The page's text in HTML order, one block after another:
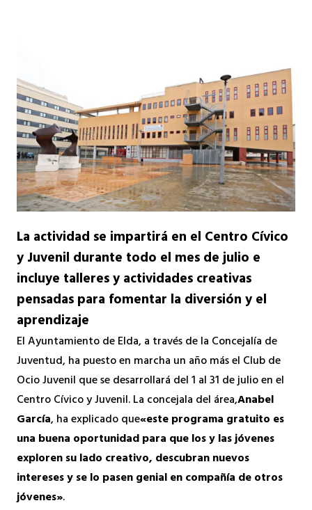
La actividad se impartirá en el Centro Cívico
y Juvenil durante todo el mes de julio e
incluye talleres y actividades creativas
pensadas para fomentar la diversión y el
aprendizaje
El Ayuntamiento de Elda, a través de la Concejalía de
Juventud, ha puesto en marcha un año más el Club de
Ocio Juvenil que se desarrollará del 1 al 31 de julio en el
Centro Cívico y Juvenil. La concejala del área,Anabel
García, ha explicado que«este programa gratuito es
una buena oportunidad para que los y las jóvenes
exploren su lado creativo, descubran nuevos
intereses y se lo pasen genial en compañía de otros
jóvenes».